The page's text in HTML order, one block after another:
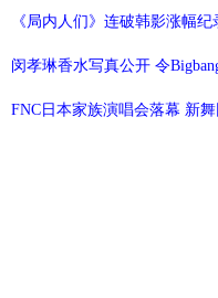
《局内人们》连破韩影涨幅
闵孝琳香水写真公开 令
FNC日本家族演唱会落幕 新